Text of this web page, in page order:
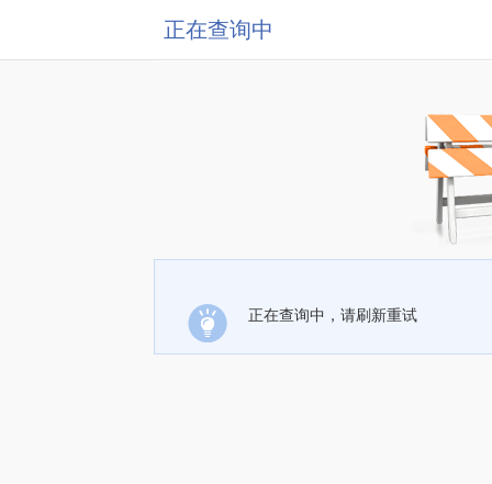
正在查询中
正在查询中，请刷新重试